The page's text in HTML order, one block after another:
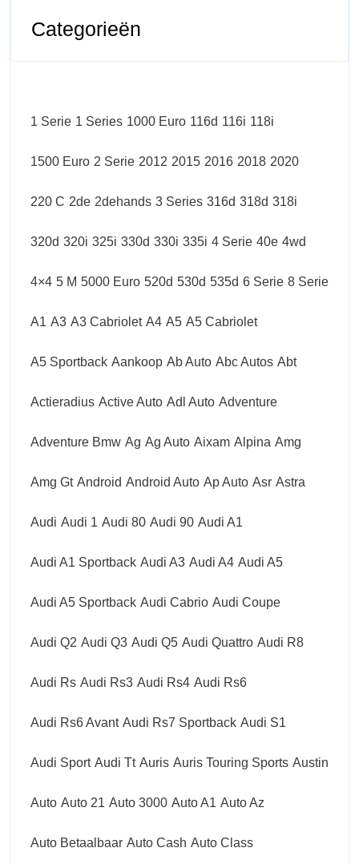
Categorieën
1 Serie 1 Series 1000 Euro 116d 116i 118i
1500 Euro 2 Serie 2012 2015 2016 2018 2020
220 C 2de 2dehands 3 Series 316d 318d 318i
320d 320i 325i 330d 330i 335i 4 Serie 40e 4wd
4×4 5 M 5000 Euro 520d 530d 535d 6 Serie 8 Serie
A1 A3 A3 Cabriolet A4 A5 A5 Cabriolet
A5 Sportback Aankoop Ab Auto Abc Autos Abt
Actieradius Active Auto Adl Auto Adventure
Adventure Bmw Ag Ag Auto Aixam Alpina Amg
Amg Gt Android Android Auto Ap Auto Asr Astra
Audi Audi 1 Audi 80 Audi 90 Audi A1
Audi A1 Sportback Audi A3 Audi A4 Audi A5
Audi A5 Sportback Audi Cabrio Audi Coupe
Audi Q2 Audi Q3 Audi Q5 Audi Quattro Audi R8
Audi Rs Audi Rs3 Audi Rs4 Audi Rs6
Audi Rs6 Avant Audi Rs7 Sportback Audi S1
Audi Sport Audi Tt Auris Auris Touring Sports Austin
Auto Auto 21 Auto 3000 Auto A1 Auto Az
Auto Betaalbaar Auto Cash Auto Class